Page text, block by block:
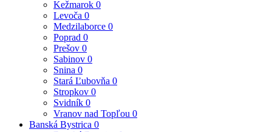
Kežmarok 0
Levoča 0
Medzilaborce 0
Poprad 0
Prešov 0
Sabinov 0
Snina 0
Stará Ľubovňa 0
Stropkov 0
Svidník 0
Vranov nad Topľou 0
Banská Bystrica 0